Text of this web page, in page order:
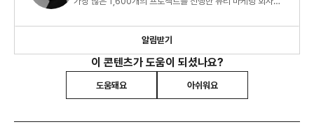
알림받기
이 콘텐츠가 도움이 되셨나요?
도움돼요 아쉬워요